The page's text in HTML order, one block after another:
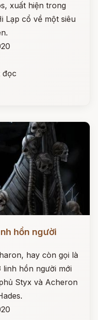
xuất hiện trong
Lạp cổ về một siêu
đọc
hồn người
hay còn gọi là
linh hồn người mới
Styx và Acheron